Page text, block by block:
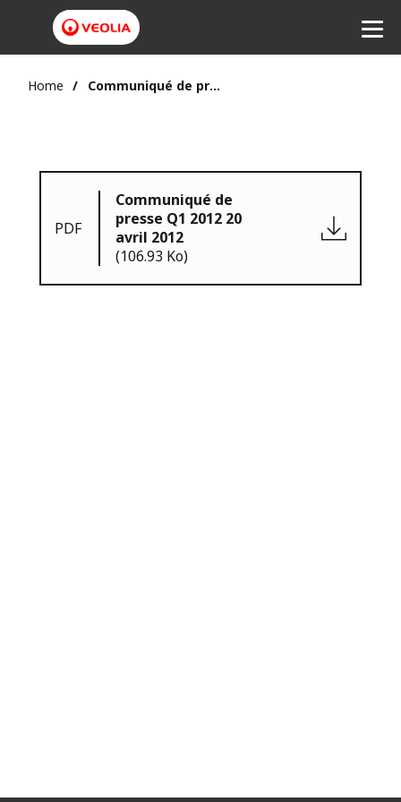
Home Communiqué de presse Q1 2012 20 avril 2012
PDF
Communiqué de
presse Q1 2012 20
avril 2012
(106.93 Ko)